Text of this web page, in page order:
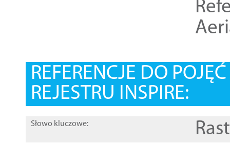
REFERENCJE DO
REJESTRU INSPIRE:
Słowo kluczowe: